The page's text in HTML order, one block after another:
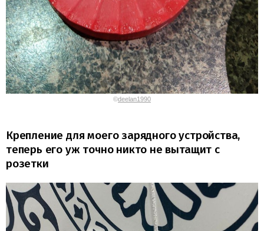
©deelan1990
Крепление для моего зарядного устройства,
теперь его уж точно никто не вытащит с
розетки